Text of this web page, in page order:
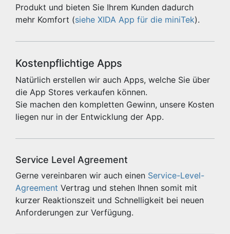
Produkt und bieten Sie Ihrem Kunden dadurch
mehr Komfort (siehe XIDA App für die miniTek).
Kostenpflichtige Apps
Natürlich erstellen wir auch Apps, welche Sie über
die App Stores verkaufen können.
Sie machen den kompletten Gewinn, unsere Kosten
liegen nur in der Entwicklung der App.
Service Level Agreement
Gerne vereinbaren wir auch einen Service-Level-
Agreement Vertrag und stehen Ihnen somit mit
kurzer Reaktionszeit und Schnelligkeit bei neuen
Anforderungen zur Verfügung.